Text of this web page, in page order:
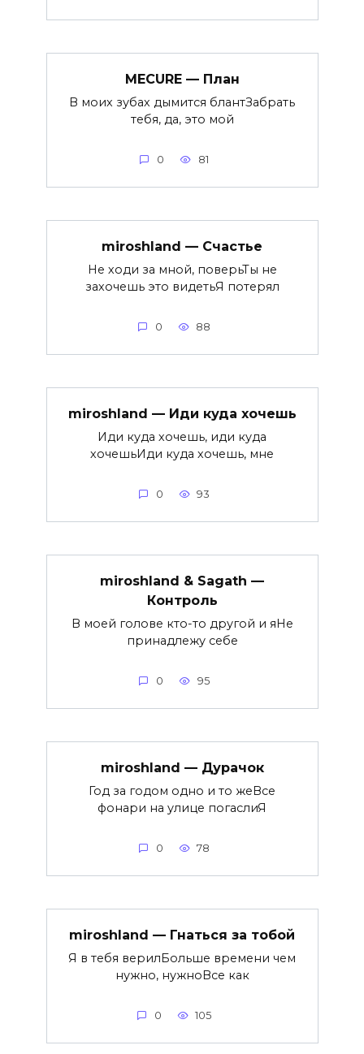
MECURE — План
В моих зубах дымится блантЗабрать
тебя, да, это мой
0 81
miroshland — Счастье
Не ходи за мной, поверьТы не
захочешь это видетьЯ потерял
0 88
miroshland — Иди куда хочешь
Иди куда хочешь, иди куда
хочешьИди куда хочешь, мне
0 93
miroshland & Sagath —
Контроль
В моей голове кто-то другой и яНе
принадлежу себе
0 95
miroshland — Дурачок
Год за годом одно и то жеВсе
фонари на улице погаслиЯ
0 78
miroshland — Гнаться за тобой
Я в тебя верилБольше времени чем
нужно, нужноВсе как
0 105